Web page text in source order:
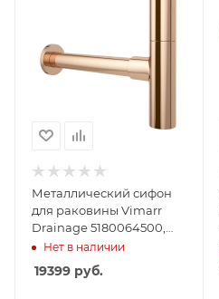
Металлический сифон
для раковины Vimarr
Drainage 5180064500,
розовое золото
Нет в наличии
19399 руб.